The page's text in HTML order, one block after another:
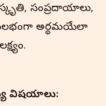
సంప్రదాయాలు,
అర్థమయ్యేలా
విషయాలు: